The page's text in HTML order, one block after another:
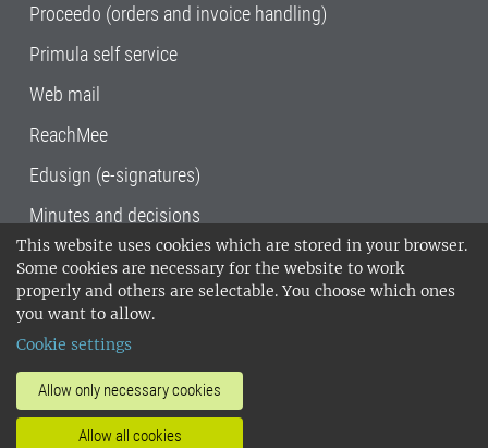
This website uses cookies which are stored in your browser.
Some cookies are necessary for the website to work
properly and others are selectable. You choose which ones
you want to allow.
Cookie settings
Allow only necessary cookies
Allow all cookies
Proceedo (orders and invoice handling)
Primula self service
Web mail
ReachMee
Edusign (e-signatures)
Minutes and decisions
SLU, the Swedish University of Agricultural
Sciences , has its main locations in Alnarp,
Uppsala and Umeå.
14001 environmental standard. •
invoice address•About the staff web
SLU's websites
•Manage cookies
Processing of personal data